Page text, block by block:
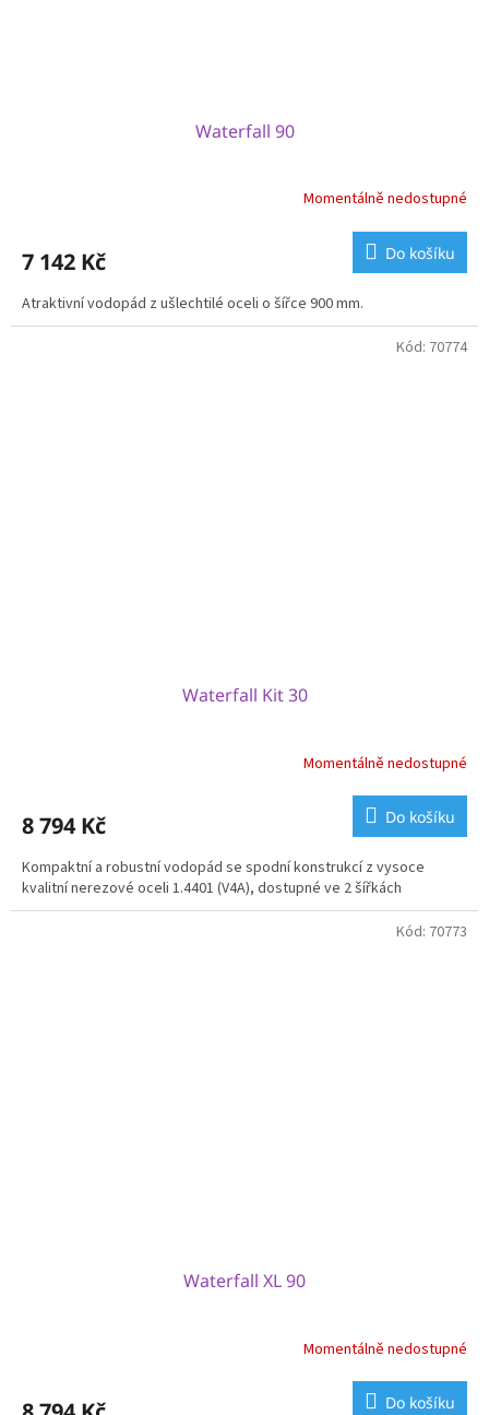
Waterfall 90
Momentálně nedostupné
7 142 Kč Do košíku
Atraktivní vodopád z ušlechtilé oceli o šířce 900 mm.
Waterfall Kit 30
Momentálně nedostupné
8 794 Kč Do košíku
Kompaktní a robustní vodopád se spodní konstrukcí z vysoce
kvalitní nerezové oceli 1.4401 (V4A), dostupné ve 2 šířkách
Kód: 70774
Waterfall XL 90
Momentálně nedostupné
Do košíku
Kód: 70773